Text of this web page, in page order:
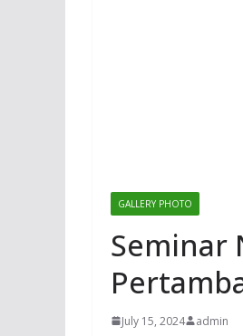
GALLERY PHOTO
Seminar
July 15, 2024 admin